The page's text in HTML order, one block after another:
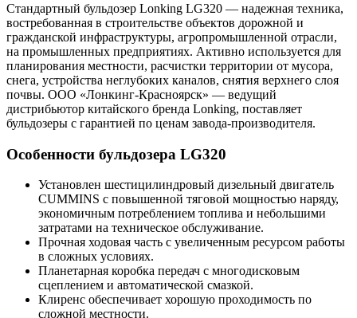
Стандартный бульдозер Lonking LG320 — надежная техника,
востребованная в строительстве объектов дорожной и
гражданской инфраструктуры, агропромышленной отрасли,
на промышленных предприятиях. Активно используется для
планирования местности, расчистки территории от мусора,
снега, устройства неглубоких каналов, снятия верхнего слоя
почвы. ООО «Лонкинг-Красноярск» — ведущий
дистрибьютор китайского бренда Lonking, поставляет
бульдозеры с гарантией по ценам завода-производителя.
Особенности бульдозера LG320
Установлен шестицилиндровый дизельный двигатель
CUMMINS с повышенной тяговой мощностью наряду,
экономичным потреблением топлива и небольшими
затратами на техническое обслуживание.
Прочная ходовая часть с увеличенным ресурсом работы
в сложных условиях.
Планетарная коробка передач с многодисковым
сцеплением и автоматической смазкой.
Клиренс обеспечивает хорошую проходимость по
сложной местности.